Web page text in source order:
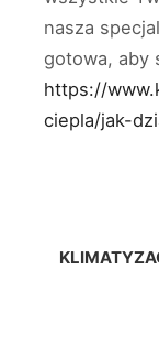
nasza
gotowa, aby
https://
ciepla/jak-